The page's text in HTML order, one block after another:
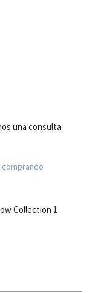
una consulta
Collection 1